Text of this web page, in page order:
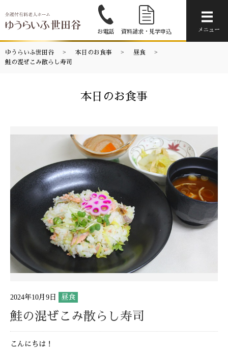
お電話 資料請求・見学申込 メニュー
ゆうらいふ世田谷 本日のお食事
昼食
鮭の混ぜこみ散らし寿司
本日のお食事
2024年10月9日 昼食
鮭の混ぜこみ散らし寿司
こんにちは！